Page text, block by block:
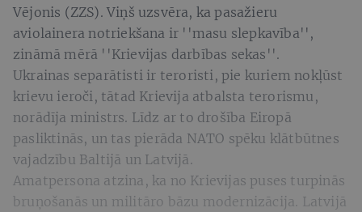
Vējonis (ZZS). Viņš uzsvēra, ka pasažieru
aviolainera notriekšana ir ''masu slepkavība'',
zināmā mērā ''Krievijas darbības sekas''.
Ukrainas separātisti ir teroristi, pie kuriem nokļūst
krievu ieroči, tātad Krievija atbalsta terorismu,
norādīja ministrs. Līdz ar to drošība Eiropā
pasliktinās, un tas pierāda NATO spēku klātbūtnes
vajadzību Baltijā un Latvijā.
Amatpersona atzina, ka no Krievijas puses turpinās
bruņošanās un militāro bāzu modernizācija. Latvijā